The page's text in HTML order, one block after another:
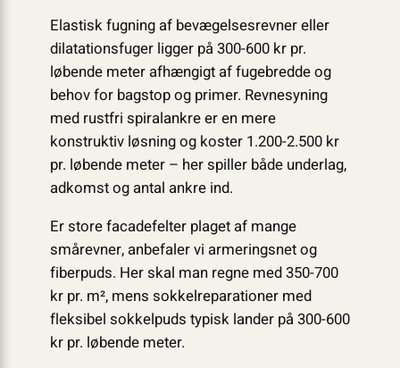
Elastisk fugning af bevægelsesrevner eller
dilatationsfuger ligger på 300-600 kr pr.
løbende meter afhængigt af fugebredde og
behov for bagstop og primer. Revnesyning
med rustfri spiralankre er en mere
konstruktiv løsning og koster 1.200-2.500 kr
pr. løbende meter – her spiller både underlag,
adkomst og antal ankre ind.
Er store facadefelter plaget af mange
smårevner, anbefaler vi armeringsnet og
fiberpuds. Her skal man regne med 350-700
kr pr. m², mens sokkelreparationer med
fleksibel sokkelpuds typisk lander på 300-600
kr pr. løbende meter.